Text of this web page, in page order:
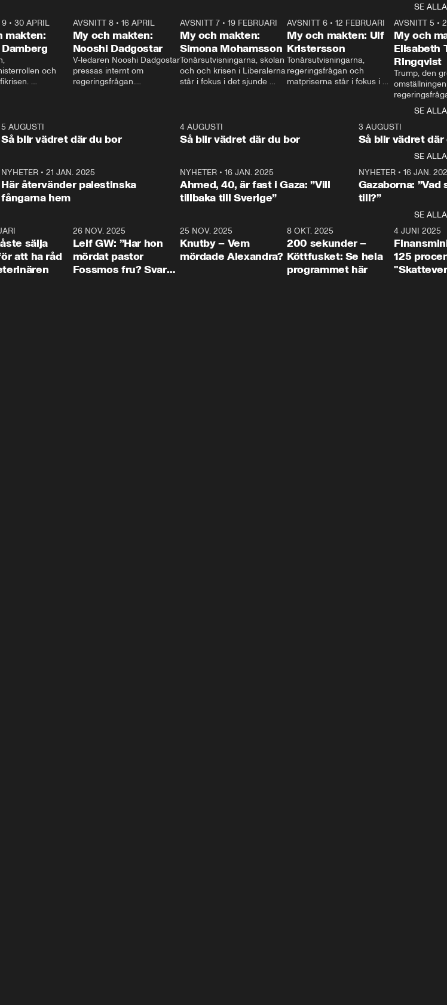
SE ALLA
9• 30 APRIL
makten:
och
och Makten.
AVSNITT 8• 16 APRIL
My och makten:
Nooshi Dadgostar
V-ledaren Nooshi Dadgostar
pressas internt om
regeringsfrågan.
– Vi ställer upp i val. Ska vi
vara med så sitter vi förstås
24:30
AVSNITT 7• 19 FEBRUARI
My och makten:
Simona Mohamsson
Tonårsutvisningarna, skolan
och och krisen i Liberalerna
står i fokus i det sjunde
kommentator My
Rohwedder ställer
utbildnings- och
Mohamsson till svars.
27:30
AVSNITT 6 •12 FEBRUARI
My och makten: Ulf
Kristersson
Tonårsutvisningarna,
regeringsfrågan och
matpriserna står i fokus i
Rohwedder ställer
statsminister Ulf Kristersson
AVSNITT 5 •
My och
Elisabeth
Ringqvist
Trump, den
centrum i
avsnittet av
Makten”. Se
Aftonbladets
Rohwedder
Thand Ring
SE ALLA
5 AUGUSTI
Så blir vädret där du bor
4 AUGUSTI
Så blir vädret där du bor
3 AUGUSTI
Så blir vädret där
SE ALLA
NYHETER •21 JAN. 2025
Här återvänder palestinska
fångarna hem
NYHETER• 16 JAN. 2025
Ahmed, 40, är fast i Gaza: ”Vill
tillbaka till Sverige”
NYHETER• 16 JAN.
Gazaborna:
till?”
SE ALLA
sälja
att ha råd
26 NOV. 2025
Leif GW: ”Har hon
mördat pastor
Fossmos fru? Svar
31:05
25 NOV. 2025
Knutby – Vem
mördade Alexandra?
4:29
8 OKT. 2025
200 sekunder –
Köttfusket: Se hela
programmet här
4 JUNI 2025
125